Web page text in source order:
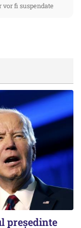
fi suspendate
preşedinte